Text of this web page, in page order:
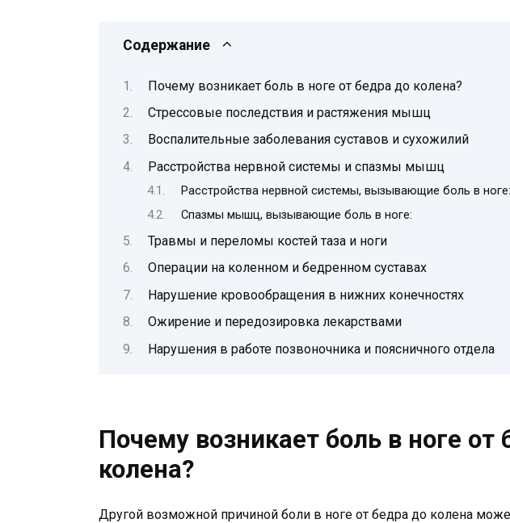
Содержание
Почему возникает боль в ноге от бедра до колена?
Стрессовые последствия и растяжения мышц
Воспалительные заболевания суставов и сухожилий
Расстройства нервной системы и спазмы мышц
Расстройства нервной системы, вызывающие боль в ноге:
Спазмы мышц, вызывающие боль в ноге:
Травмы и переломы костей таза и ноги
Операции на коленном и бедренном суставах
Нарушение кровообращения в нижних конечностях
Ожирение и передозировка лекарствами
Нарушения в работе позвоночника и поясничного отдела
Почему возникает боль в ноге от
колена?
Другой возможной причиной боли в ноге от бедра до колена